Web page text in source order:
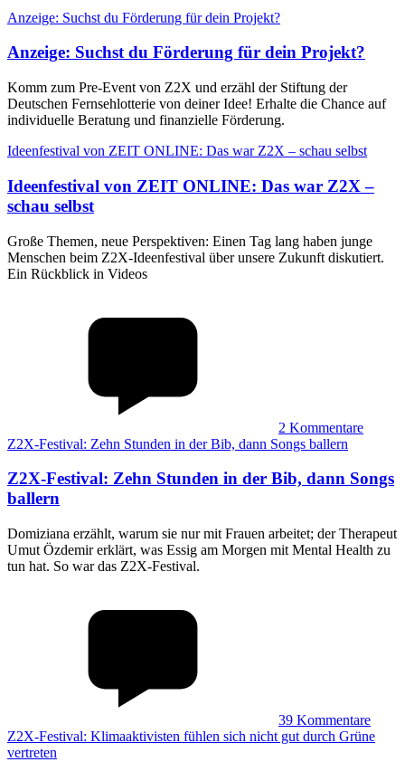
Anzeige: Suchst du Förderung für dein Projekt?
Anzeige: Suchst du Förderung für dein Projekt?
Komm zum Pre-Event von Z2X und erzähl der Stiftung der
Deutschen Fernsehlotterie von deiner Idee! Erhalte die Chance auf
individuelle Beratung und finanzielle Förderung.
Ideenfestival von ZEIT ONLINE: Das war Z2X – schau selbst
Ideenfestival von ZEIT ONLINE: Das war Z2X –
schau selbst
Große Themen, neue Perspektiven: Einen Tag lang haben junge
Menschen beim Z2X-Ideenfestival über unsere Zukunft diskutiert.
Ein Rückblick in Videos
2 Kommentare
Z2X-Festival: Zehn Stunden in der Bib, dann Songs ballern
Z2X-Festival: Zehn Stunden in der Bib, dann Songs
ballern
Domiziana erzählt, warum sie nur mit Frauen arbeitet; der Therapeut
Umut Özdemir erklärt, was Essig am Morgen mit Mental Health zu
tun hat. So war das Z2X-Festival.
39 Kommentare
Z2X-Festival: Klimaaktivisten fühlen sich nicht gut durch Grüne
vertreten